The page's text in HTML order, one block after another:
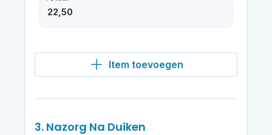
Item toevoegen
3. Nazorg Na Duiken